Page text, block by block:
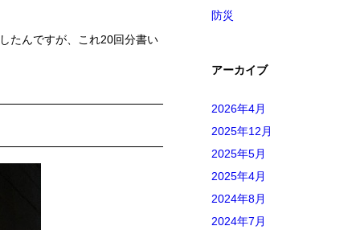
たんですが、これ20回分書い
防災
アーカイブ
2026年4月
2025年12月
2025年5月
2025年4月
2024年8月
2024年7月